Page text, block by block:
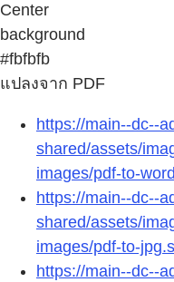
Center
background
#fbfbfb
แปลงจาก PDF
https://main--dc--
shared/assets/
images/pdf-to-
https://main--dc--
shared/assets/
images/pdf-to-
https://main--dc--